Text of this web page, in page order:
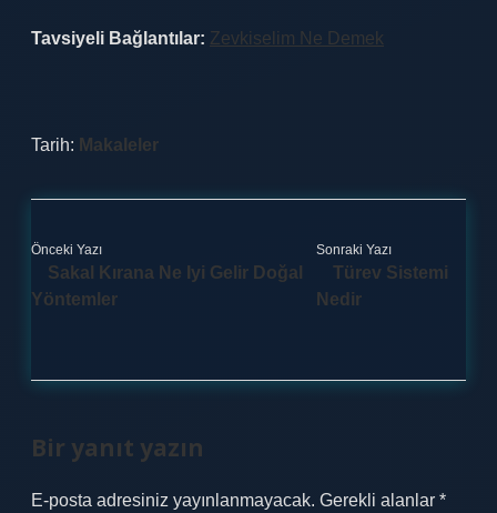
Tavsiyeli Bağlantılar: Zevkiselim Ne Demek
Tarih: Makaleler
Önceki Yazı
Sakal Kırana Ne Iyi Gelir Doğal
Yöntemler
Sonraki Yazı
Türev Sistemi
Nedir
Bir yanıt yazın
E-posta adresiniz yayınlanmayacak. Gerekli alanlar *